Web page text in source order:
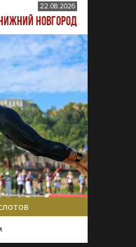
22.08.2026
НИЖНИЙ НОВГОРОД